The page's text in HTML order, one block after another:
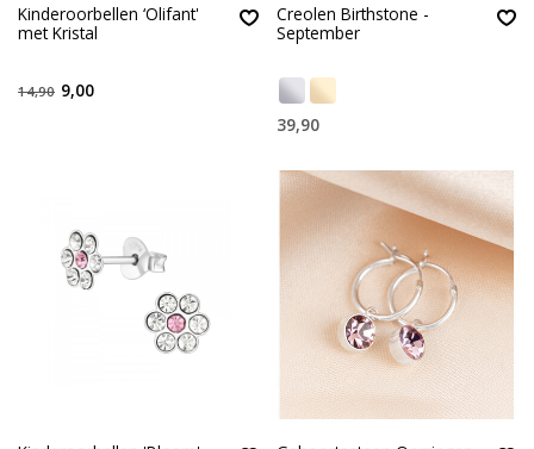
Kinderoorbellen ‘Olifant'
met Kristal
14,90 9,00
Creolen Birthstone -
September
39,90